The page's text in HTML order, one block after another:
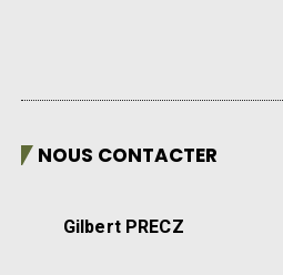
NOUS CONTACTER
Gilbert PRECZ